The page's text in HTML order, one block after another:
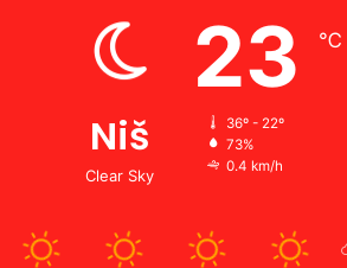
Niš
Clear Sky
23 ℃
36º - 22º
73%
0.4 km/h